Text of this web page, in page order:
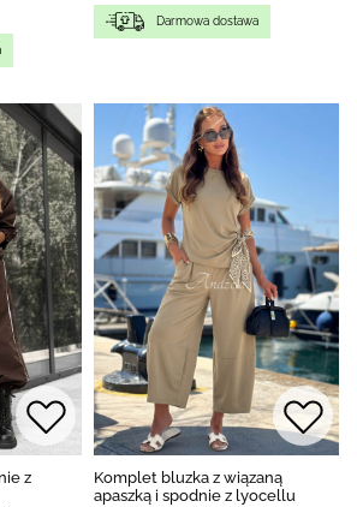
Darmowa dostawa
z
Komplet bluzka z wiązaną
apaszką i spodnie z lyocellu